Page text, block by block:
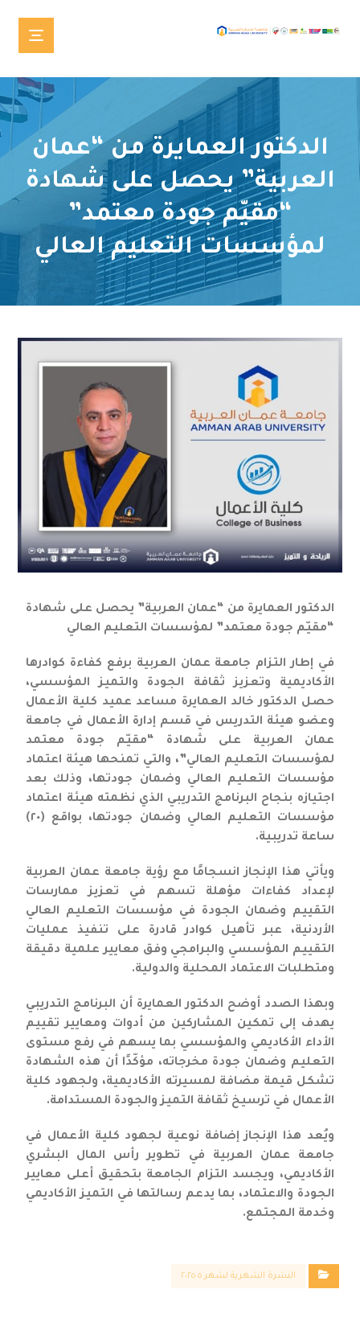
الدكتور العمايرة من “عمان
العربية” يحصل على شهادة
“مقيّم جودة معتمد”
لمؤسسات التعليم العالي
الدكتور العمايرة من “عمان العربية” يحصل على شهادة
“مقيّم جودة معتمد” لمؤسسات التعليم العالي
في إطار التزام جامعة عمان العربية برفع كفاءة كوادرها
الأكاديمية وتعزيز ثقافة الجودة والتميز المؤسسي،
حصل الدكتور خالد العمايرة مساعد عميد كلية الأعمال
وعضو هيئة التدريس في قسم إدارة الأعمال في جامعة
عمان العربية على شهادة “مقيّم جودة معتمد
لمؤسسات التعليم العالي”، والتي تمنحها هيئة اعتماد
مؤسسات التعليم العالي وضمان جودتها، وذلك بعد
اجتيازه بنجاح البرنامج التدريبي الذي نظمته هيئة اعتماد
مؤسسات التعليم العالي وضمان جودتها، بواقع (٢٠)
ساعة تدريبية.
ويأتي هذا الإنجاز انسجامًا مع رؤية جامعة عمان العربية
لإعداد كفاءات مؤهلة تسهم في تعزيز ممارسات
التقييم وضمان الجودة في مؤسسات التعليم العالي
الأردنية، عبر تأهيل كوادر قادرة على تنفيذ عمليات
التقييم المؤسسي والبرامجي وفق معايير علمية دقيقة
ومتطلبات الاعتماد المحلية والدولية.
وبهذا الصدد أوضح الدكتور العمايرة أن البرنامج التدريبي
يهدف إلى تمكين المشاركين من أدوات ومعايير تقييم
الأداء الأكاديمي والمؤسسي بما يسهم في رفع مستوى
التعليم وضمان جودة مخرجاته، مؤكّدًا أن هذه الشهادة
تشكل قيمة مضافة لمسيرته الأكاديمية، ولجهود كلية
الأعمال في ترسيخ ثقافة التميز والجودة المستدامة.
ويُعد هذا الإنجاز إضافة نوعية لجهود كلية الأعمال في
جامعة عمان العربية في تطوير رأس المال البشري
الأكاديمي، ويجسد التزام الجامعة بتحقيق أعلى معايير
الجودة والاعتماد، بما يدعم رسالتها في التميز الأكاديمي
وخدمة المجتمع.
النشرة الشهرية لشهر ٥ ٢٠٢٥